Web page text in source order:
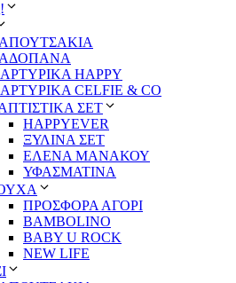
HAPPY
CELFIE & CO
ΣΕΤ
HAPPYEVER
ΞΥΛΙΝΑ ΣΕΤ
ΕΛΕΝΑ ΜΑΝΑΚΟΥ
ΥΦΑΣΜΑΤΙΝΑ
ΠΡΟΣΦΟΡΑ ΑΓΟΡΙ
BAMBOLINO
BABY U ROCK
NEW LIFE